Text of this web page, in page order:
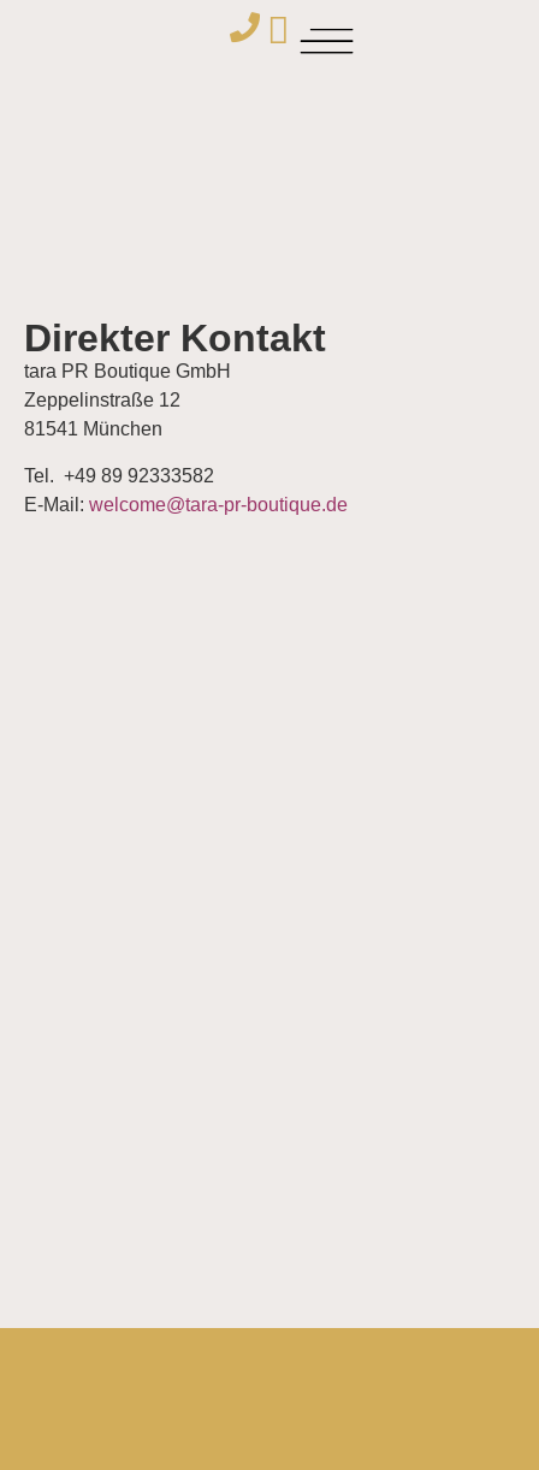
Direkter Kontakt
tara PR Boutique GmbH
Zeppelinstraße 12
81541 München
Tel. +49 89 92333582
E-Mail: welcome@tara-pr-boutique.de